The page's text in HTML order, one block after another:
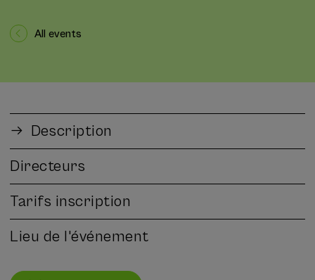
All events
Description
Directeurs
Tarifs inscription
Lieu de l'événement